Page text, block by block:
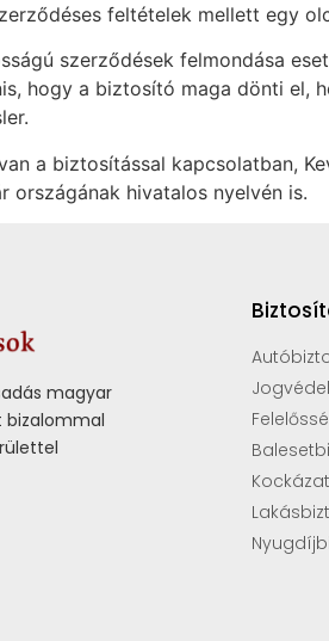
feltételek mellett egy
szerződések felmondása
hogy a biztosító maga dönti el,
a biztosítással kapcsolatban,
országának hivatalos nyelvén is.
magyar
bizalommal